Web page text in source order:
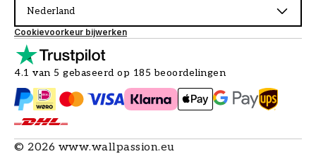
Nederland
Cookievoorkeur bijwerken
4.1 van 5 gebaseerd op 185 beoordelingen
© 2026 www.wallpassion.eu